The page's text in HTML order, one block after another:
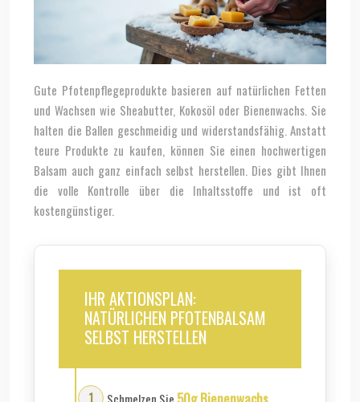
Gute Pfotenpflegeprodukte basieren auf natürlichen Fetten
und Wachsen wie Sheabutter, Kokosöl oder Bienenwachs. Sie
halten die Ballen geschmeidig und widerstandsfähig. Anstatt
teure Produkte zu kaufen, können Sie einen hochwertigen
Balsam auch ganz einfach selbst herstellen. Dies gibt Ihnen
die volle Kontrolle über die Inhaltsstoffe und ist oft
kostengünstiger.
IHR AKTIONSPLAN:
NATÜRLICHEN PFOTENBALSAM
SELBST HERSTELLEN